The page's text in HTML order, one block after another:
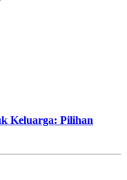
Keluarga: Pilihan